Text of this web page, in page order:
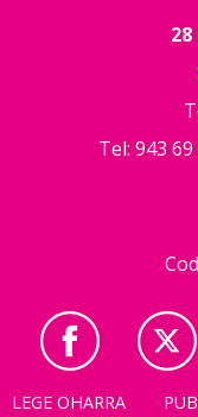
Tel: 943
LEGE OHARRA